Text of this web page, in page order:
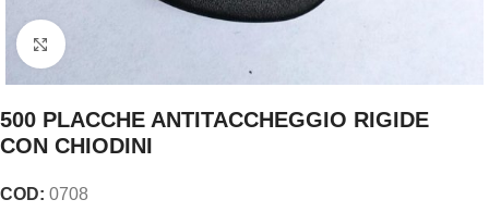
Clicca per ingrandire
500 PLACCHE ANTITACCHEGGIO RIGIDE
CON CHIODINI
COD: 0708